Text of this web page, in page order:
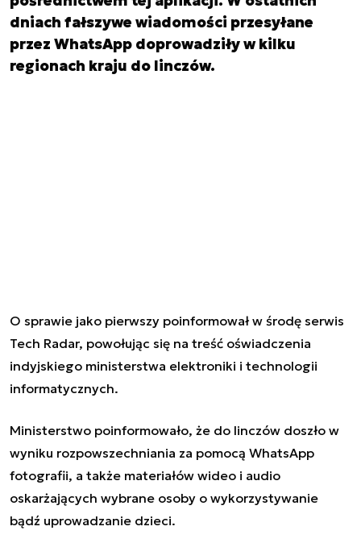
dniach fałszywe wiadomości przesyłane
przez WhatsApp doprowadziły w kilku
regionach kraju do linczów.
O sprawie jako pierwszy poinformował w środę serwis
Tech Radar, powołując się na treść oświadczenia
indyjskiego ministerstwa elektroniki i technologii
informatycznych.
Ministerstwo poinformowało, że do linczów doszło w
wyniku rozpowszechniania za pomocą WhatsApp
fotografii, a także materiałów wideo i audio
oskarżających wybrane osoby o wykorzystywanie
bądź uprowadzanie dzieci.